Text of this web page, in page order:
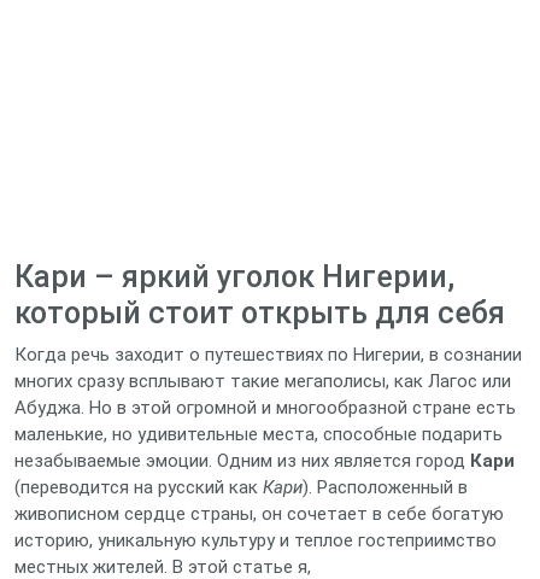
Кари – яркий уголок Нигерии,
который стоит открыть для себя
Когда речь заходит о путешествиях по Нигерии, в сознании
многих сразу всплывают такие мегаполисы, как Лагос или
Абуджа. Но в этой огромной и многообразной стране есть
маленькие, но удивительные места, способные подарить
незабываемые эмоции. Одним из них является город Кари
(переводится на русский как Кари). Расположенный в
живописном сердце страны, он сочетает в себе богатую
историю, уникальную культуру и теплое гостеприимство
местных жителей. В этой статье я,